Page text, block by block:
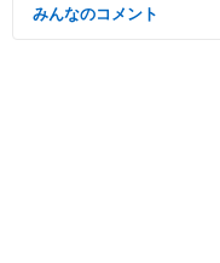
みんなのコメント